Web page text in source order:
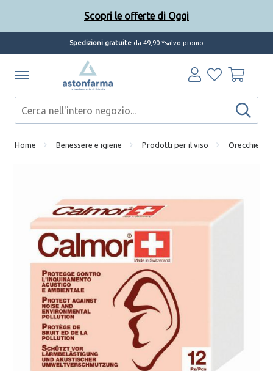
Spedizioni gratuite da 49,90 *salvo promo
Home Benessere e igiene Prodotti per il viso Orecchie
Scopri le offerte di Oggi